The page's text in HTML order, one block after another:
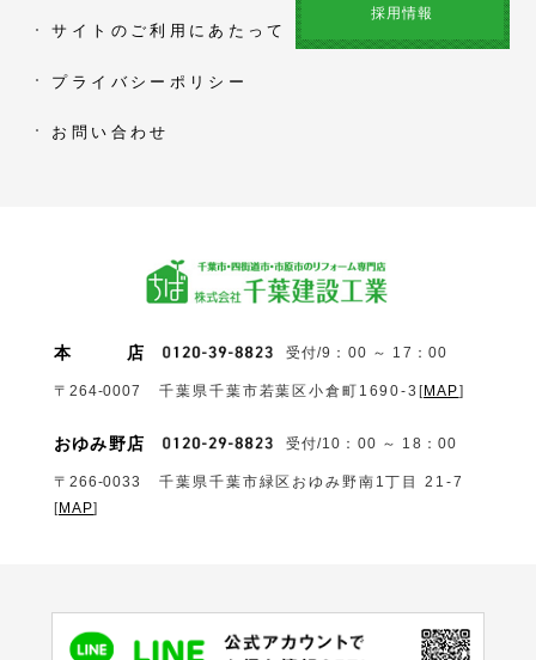
サイトのご利用にあたって
プライバシーポリシー
お問い合わせ
採用情報
本 店 受付/9：00 ～ 17：00
〒264-0007 千葉県千葉市若葉区小倉町1690‐3 [MAP]
おゆみ野店 受付/10：00 ～ 18：00
〒266-0033
千葉県千葉市緑区おゆみ野南1丁目 21-7
[MAP]